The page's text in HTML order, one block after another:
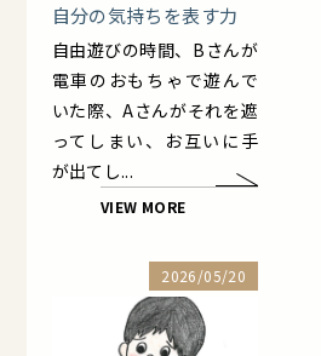
自分の気持ちを表す力
自由遊びの時間、Bさんが
電車のおもちゃで遊んで
いた際、Aさんがそれを遮
ってしまい、お互いに手
が出てし...
VIEW MORE
2026/05/20